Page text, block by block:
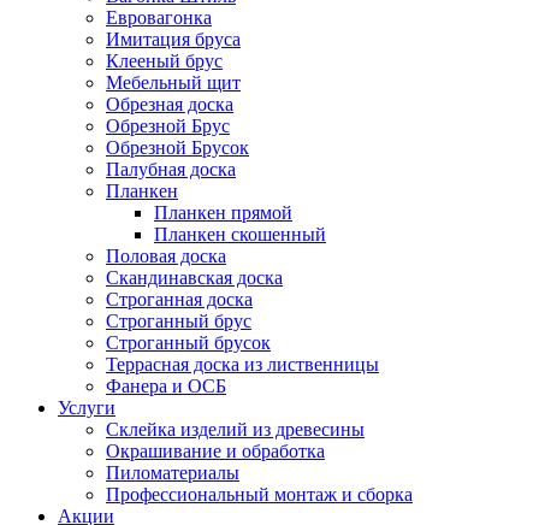
Евровагонка
Имитация бруса
Клееный брус
Мебельный щит
Обрезная доска
Обрезной Брус
Обрезной Брусок
Палубная доска
Планкен
Планкен прямой
Планкен скошенный
Половая доска
Скандинавская доска
Строганная доска
Строганный брус
Строганный брусок
Террасная доска из лиственницы
Фанера и ОСБ
Услуги
Склейка изделий из древесины
Окрашивание и обработка
Пиломатериалы
Профессиональный монтаж и сборка
Акции